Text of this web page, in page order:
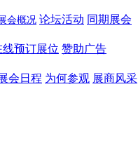
会概况 论坛活动 同期展会
线预订展位 赞助广告
会日程 为何参观 展商风采